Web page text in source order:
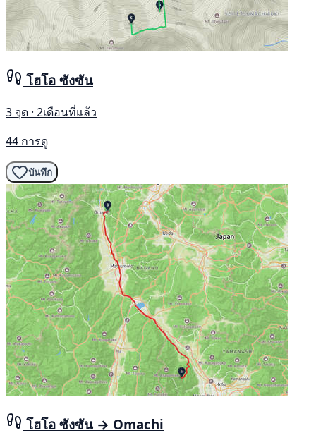
โฮโอ ซังซัน
3 จุด · 2เดือนที่แล้ว
44 การดู
บันทึก
โฮโอ ซังซัน → Omachi